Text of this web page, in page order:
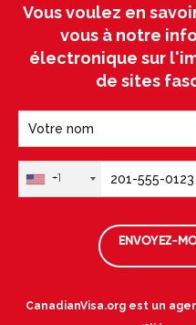
Vous voulez en
vous à notre
électronique sur
de sites
+1
ENVOYEZ-
CanadianVisa.org est un